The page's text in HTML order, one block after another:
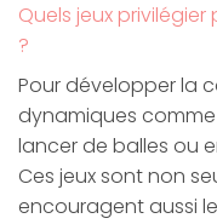
Quels jeux
?
Pour développer la
dynamiques
lancer de balles ou
Ces jeux sont non
encouragent aussi